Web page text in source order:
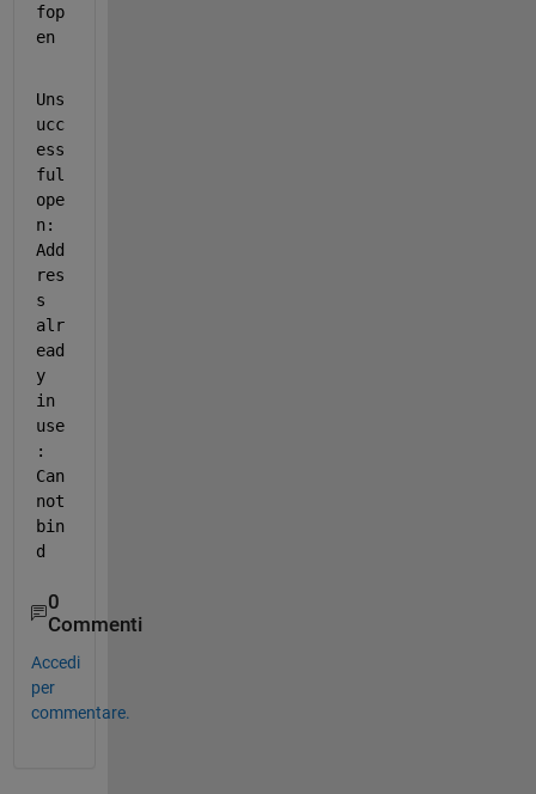
fop
en
Uns
ucc
ess
ful
ope
n:
Add
res
s
alr
ead
y
in
use
:
Can
not
bin
d
0
Commenti
Accedi
per
commentare.